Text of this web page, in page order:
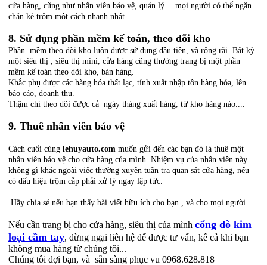
cửa hàng, cũng như nhân viên bảo vệ, quản lý….mọi người có thể ngăn
chặn kẻ trộm một cách nhanh nhất.
8. Sử dụng phần mềm kế toán, theo dõi kho
Phần mềm theo dõi kho luôn được sử dụng đầu tiên, và rộng rãi. Bất kỳ
một siêu thị , siêu thị mini, cửa hàng cũng thường trang bị một phần
mềm kế toán theo dõi kho, bán hàng.
Khắc phụ được các hàng hóa thất lạc, tính xuất nhập tồn hàng hóa, lên
báo cáo, doanh thu.
Thậm chí theo dõi được cả ngày tháng xuất hàng, từ kho hàng nào....
9. Thuê nhân viên bảo vệ
Cách cuối cùng lehuyauto.com muốn gửi đến các bạn đó là thuê một
nhân viên bảo vệ cho cửa hàng của mình. Nhiệm vụ của nhân viên này
không gì khác ngoài việc thường xuyên tuần tra quan sát cửa hàng, nếu
có dấu hiệu trộm cắp phải xử lý ngay lập tức.
Hãy chia sẻ nếu bạn thấy bài viết hữu ích cho bạn , và cho mọi người.
Nếu cần trang bị cho cửa hàng, siêu thị của mình cổng dò kim
loại cầm tay, đừng ngại liên hệ để được tư vấn, kể cả khi bạn
không mua hàng từ chúng tôi...
Chúng tôi đợi bạn, và sẵn sàng phục vu 0968.628.818